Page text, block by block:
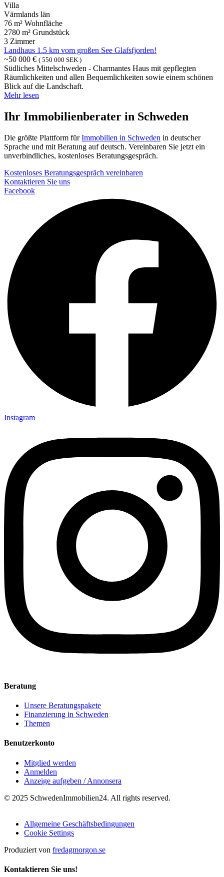
Villa
Värmlands län
76 m² Wohnfläche
2780 m² Grundstück
3 Zimmer
Landhaus 1.5 km vom großen See Glafsfjorden!
~50 000 € ( 550 000 SEK )
Südliches Mittelschweden - Charmantes Haus mit gepflegten
Räumlichkeiten und allen Bequemlichkeiten sowie einem schönen
Blick auf die Landschaft.
Mehr lesen
Ihr Immobilienberater in Schweden
Die größte Plattform fürImmobilien in Schweden in deutscher
Sprache und mit Beratung auf deutsch. Vereinbaren Sie jetzt ein
unverbindliches, kostenloses Beratungsgespräch.
Kostenloses Beratungsgespräch vereinbaren
Kontaktieren Sie uns
Facebook
Instagram
Beratung
Unsere Beratungspakete
Finanzierung in Schweden
Themen
Benutzerkonto
Mitglied werden
Anmelden
Anzeige aufgeben / Annonsera
© 2025 SchwedenImmobilien24. All rights reserved.
Allgemeine Geschäftsbedingungen
Cookie Settings
Produziert von fredagmorgon.se
Kontaktieren Sie uns!